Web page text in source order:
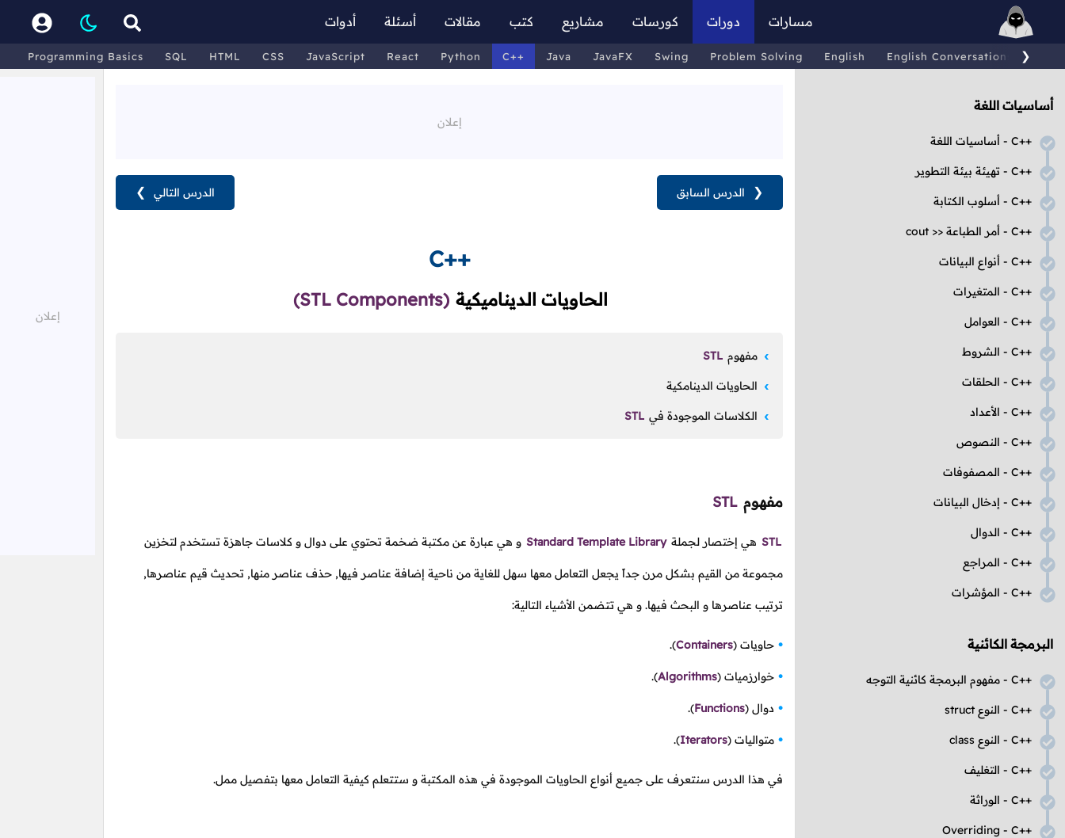
مسارات دورات كورسات مشاريع كتب مقالات أسئلة أدوات
Programming Basics SQL HTML CSS JavaScript React Python C++ Java JavaFX Swing Problem Solving English English Conversations ❯
أساسيات اللغة
C++ - أساسيات اللغة
C++ - تهيئة بيئة التطوير
C++ - أسلوب الكتابة
C++ - أمر الطباعة cout >>
C++ - أنواع البيانات
C++ - المتغيرات
C++ - العوامل
C++ - الشروط
C++ - الحلقات
C++ - الأعداد
C++ - النصوص
C++ - المصفوفات
C++ - إدخال البيانات
C++ - الدوال
C++ - المراجع
C++ - المؤشرات
البرمجة الكائنية
C++ - مفهوم البرمجة كائنية التوجه
C++ - النوع struct
C++ - النوع class
C++ - التغليف
C++ - الوراثة
C++
-
Overriding
الدرس التالي ❯ ❮ الدرس السابق
C++
الحاويات الديناميكية (STL Components)
مفهوم STL
الحاويات الدينامكية
الكلاسات الموجودة في STL
مفهوم STL
STL هي إختصار لجملة Standard Template Library و هي عبارة عن مكتبة ضخمة تحتوي على دوال و كلاسات جاهزة تستخدم لتخزين
مجموعة من القيم بشكل مرن جداً يجعل التعامل معها سهل للغاية من ناحية إضافة عناصر فيها, حذف عناصر منها, تحديث قيم عناصرها,
ترتيب عناصرها و البحث فيها. و هي تتضمن الأشياء التالية:
حاويات (
Containers
).
خوارزميات (
Algorithms
).
دوال (
Functions
).
متواليات (
Iterators
).
في هذا الدرس سنتعرف على جميع أنواع الحاويات الموجودة في هذه المكتبة و ستتعلم كيفية التعامل معها بتفصيل ممل.